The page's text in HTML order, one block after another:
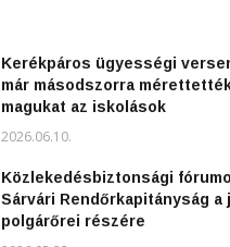
Kerékpáros ügyességi
már másodszorra
magukat az iskolások
2026.06.10.
Közlekedésbiztonsági
Sárvári Rendőrkapitányság a
polgárőrei részére